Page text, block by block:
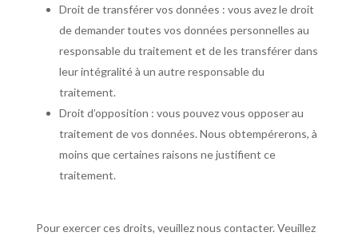
Droit de transférer vos données : vous avez le droit
de demander toutes vos données personnelles au
responsable du traitement et de les transférer dans
leur intégralité à un autre responsable du
traitement.
Droit d’opposition : vous pouvez vous opposer au
traitement de vos données. Nous obtempérerons, à
moins que certaines raisons ne justifient ce
traitement.
Pour exercer ces droits, veuillez nous contacter. Veuillez